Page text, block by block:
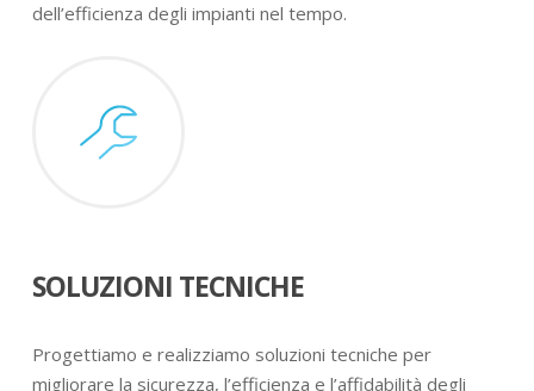
dell’efficienza degli impianti nel tempo.
SOLUZIONI TECNICHE
Progettiamo e realizziamo soluzioni tecniche per
migliorare la sicurezza, l’efficienza e l’affidabilità degli